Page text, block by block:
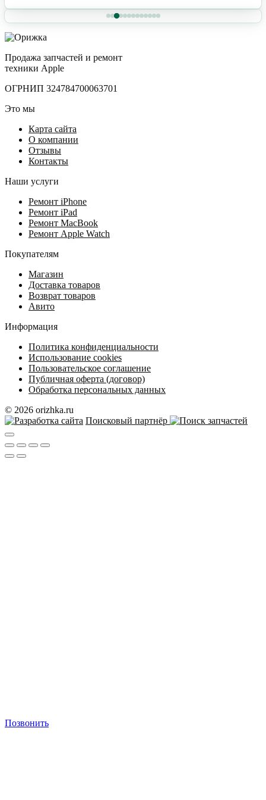
Продажа запчастей и ремонт
техники Apple
ОГРНИП 324784700063701
Это мы
Карта сайта
О компании
Отзывы
Контакты
Наши услуги
Ремонт iPhone
Ремонт iPad
Ремонт MacBook
Ремонт Apple Watch
Покупателям
Магазин
Доставка товаров
Возврат товаров
Авито
Информация
Политика конфиденциальности
Использование cookies
Пользовательское соглашение
Публичная оферта (договор)
Обработка персональных данных
© 2026 orizhka.ru
Поисковый партнёр
Позвонить